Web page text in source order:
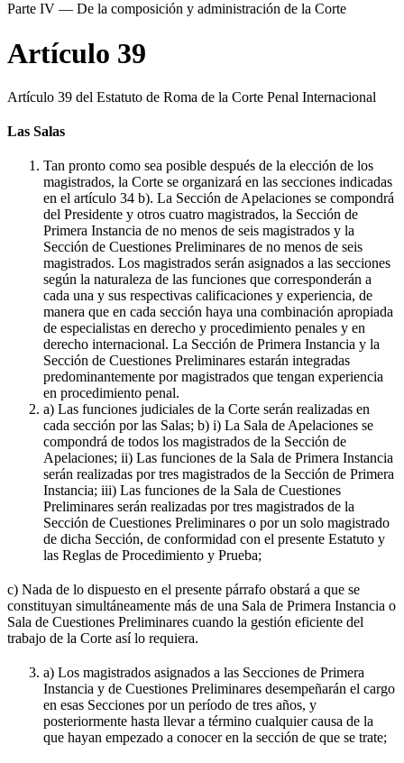
Parte IV — De la composición y administración de la Corte
Artículo 39
Artículo 39 del Estatuto de Roma de la Corte Penal Internacional
Las Salas
Tan pronto como sea posible después de la elección de los
magistrados, la Corte se organizará en las secciones indicadas
en el artículo 34 b). La Sección de Apelaciones se compondrá
del Presidente y otros cuatro magistrados, la Sección de
Primera Instancia de no menos de seis magistrados y la
Sección de Cuestiones Preliminares de no menos de seis
magistrados. Los magistrados serán asignados a las secciones
según la naturaleza de las funciones que corresponderán a
cada una y sus respectivas calificaciones y experiencia, de
manera que en cada sección haya una combinación apropiada
de especialistas en derecho y procedimiento penales y en
derecho internacional. La Sección de Primera Instancia y la
Sección de Cuestiones Preliminares estarán integradas
predominantemente por magistrados que tengan experiencia
en procedimiento penal.
a) Las funciones judiciales de la Corte serán realizadas en
cada sección por las Salas; b) i) La Sala de Apelaciones se
compondrá de todos los magistrados de la Sección de
Apelaciones; ii) Las funciones de la Sala de Primera Instancia
serán realizadas por tres magistrados de la Sección de Primera
Instancia; iii) Las funciones de la Sala de Cuestiones
Preliminares serán realizadas por tres magistrados de la
Sección de Cuestiones Preliminares o por un solo magistrado
de dicha Sección, de conformidad con el presente Estatuto y
las Reglas de Procedimiento y Prueba;
c) Nada de lo dispuesto en el presente párrafo obstará a que se
constituyan simultáneamente más de una Sala de Primera Instancia o
Sala de Cuestiones Preliminares cuando la gestión eficiente del
trabajo de la Corte así lo requiera.
a) Los magistrados asignados a las Secciones de Primera
Instancia y de Cuestiones Preliminares desempeñarán el cargo
en esas Secciones por un período de tres años, y
posteriormente hasta llevar a término cualquier causa de la
que hayan empezado a conocer en la sección de que se trate;